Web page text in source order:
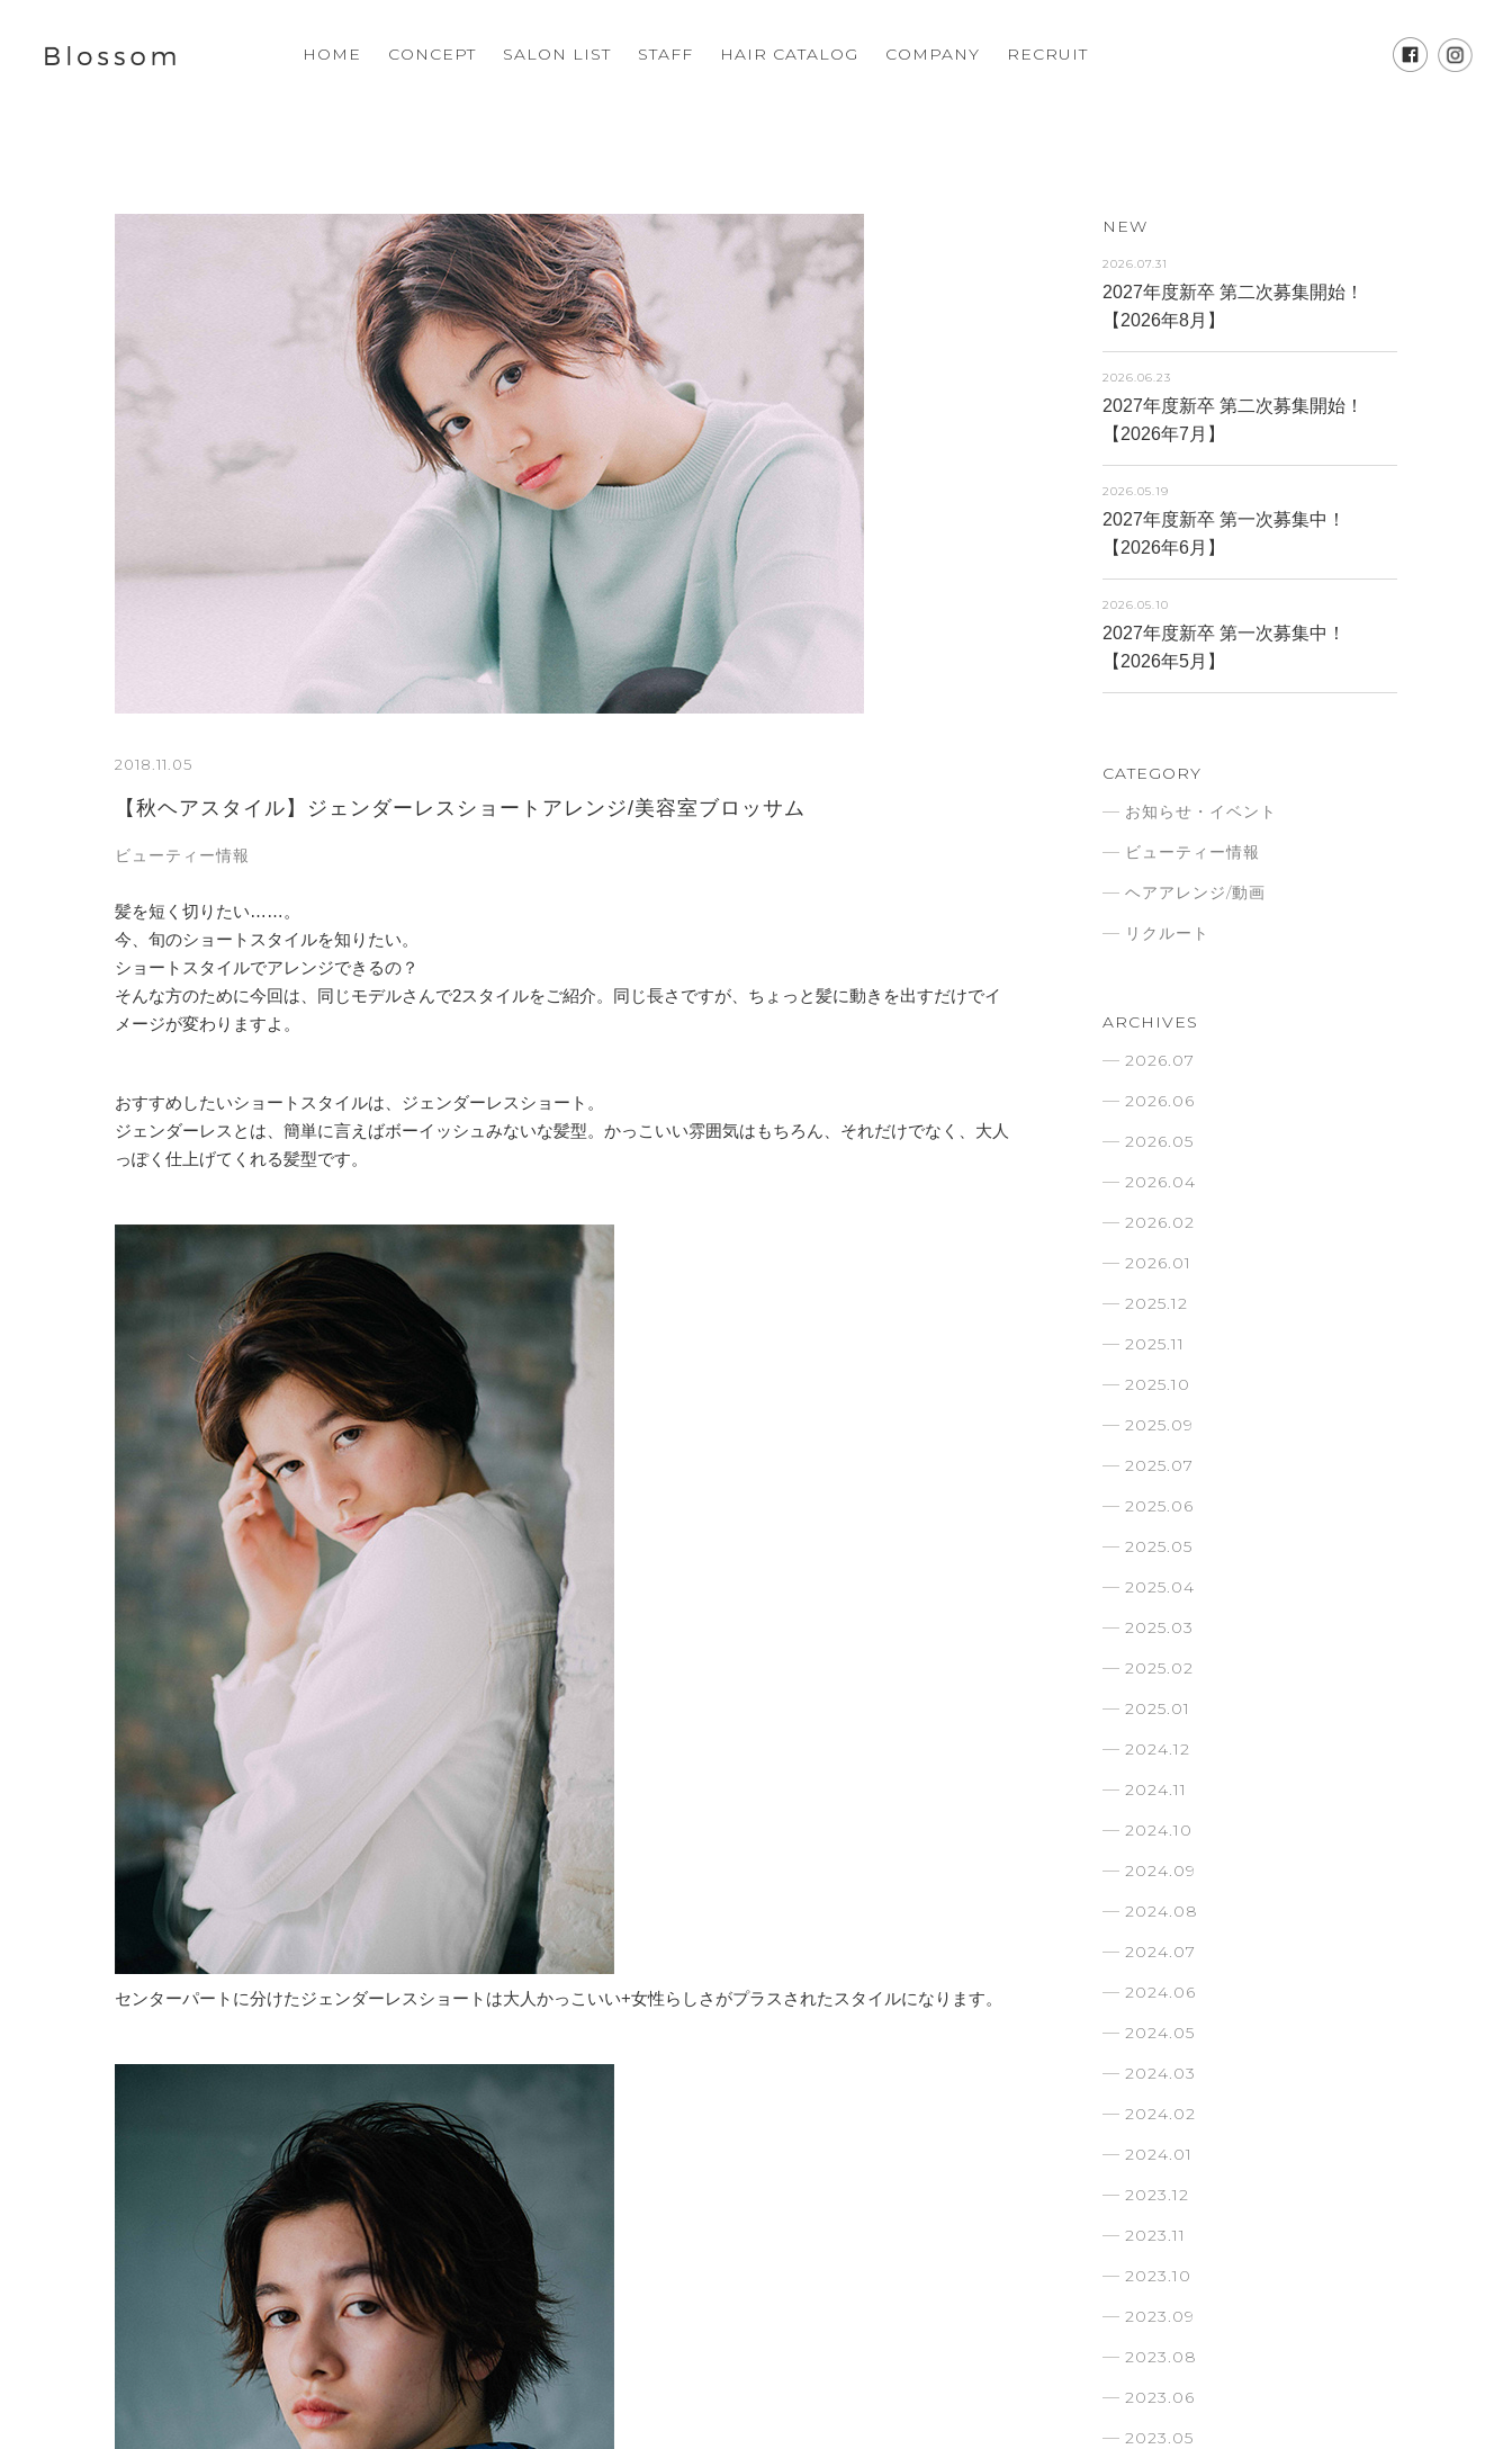
HOME CONCEPT SALON LIST STAFF HAIR CATALOG COMPANY RECRUIT
2018.11.05
【秋ヘアスタイル】ジェンダーレスショートアレンジ/美容室ブロッサム
ビューティー情報
髪を短く切りたい……。
今、旬のショートスタイルを知りたい。
ショートスタイルでアレンジできるの？
そんな方のために今回は、同じモデルさんで2スタイルをご紹介。同じ長さですが、ちょっと髪に動きを出すだけでイ
メージが変わりますよ。
おすすめしたいショートスタイルは、ジェンダーレスショート。
ジェンダーレスとは、簡単に言えばボーイッシュみないな髪型。かっこいい雰囲気はもちろん、それだけでなく、大人
っぽく仕上げてくれる髪型です。
センターパートに分けたジェンダーレスショートは大人かっこいい+女性らしさがプラスされたスタイルになります。
NEW
2026.07.31
2027年度新卒 第二次募集開始！
【2026年8月】
2026.06.23
2027年度新卒 第二次募集開始！
【2026年7月】
2026.05.19
2027年度新卒 第一次募集中！
【2026年6月】
2026.05.10
2027年度新卒 第一次募集中！
【2026年5月】
CATEGORY
お知らせ・イベント
ビューティー情報
ヘアアレンジ/動画
リクルート
ARCHIVES
2026.07
2026.06
2026.05
2026.04
2026.02
2026.01
2025.12
2025.11
2025.10
2025.09
2025.07
2025.06
2025.05
2025.04
2025.03
2025.02
2025.01
2024.12
2024.11
2024.10
2024.09
2024.08
2024.07
2024.06
2024.05
2024.03
2024.02
2024.01
2023.12
2023.11
2023.10
2023.09
2023.08
2023.06
2023.05